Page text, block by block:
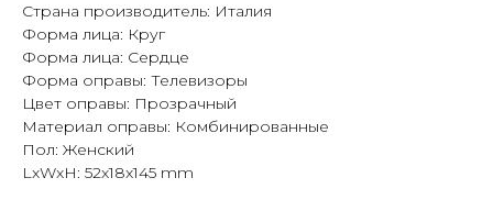
Страна производитель: Италия
Форма лица: Круг
Форма лица: Сердце
Форма оправы: Телевизоры
Цвет оправы: Прозрачный
Материал оправы: Комбинированные
Пол: Женский
LxWxH: 52x18x145 mm